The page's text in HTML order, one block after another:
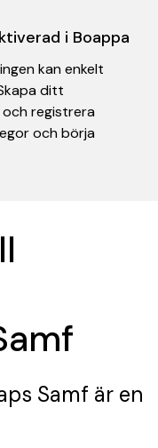
i Boappa
kan enkelt
ditt
registrera
och börja
Samf är en